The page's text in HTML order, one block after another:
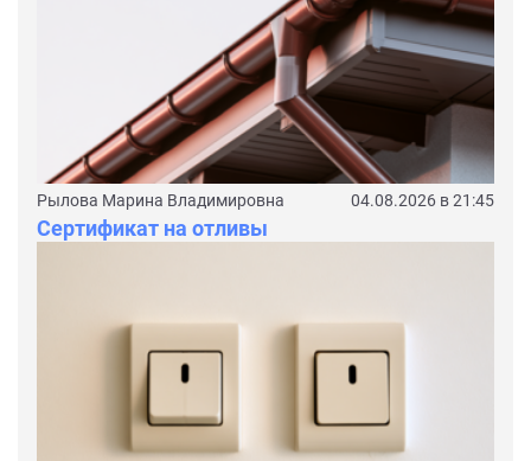
Рылова Марина Владимировна 04.08.2026 в 21:45
Сертификат на отливы